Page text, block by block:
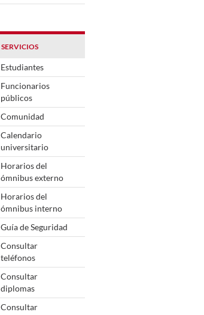
SERVICIOS
Estudiantes
Funcionarios
públicos
Comunidad
Calendario
universitario
Horarios del
ómnibus externo
Horarios del
ómnibus interno
Guía de Seguridad
Consultar
teléfonos
Consultar
diplomas
Consultar